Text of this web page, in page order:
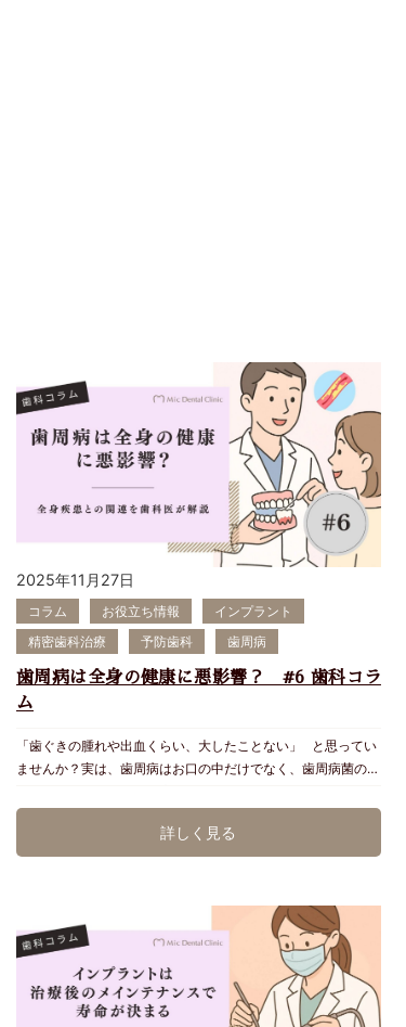
2025年11月27日
コラム お役立ち情報
インプラント
精密歯科治療
予防歯科 歯周病
歯周病は全身の健康に悪影響？ #6 歯科コラ
ム
「歯ぐきの腫れや出血くらい、大したことない」 と思ってい
ませんか？実は、歯周病はお口の中だけでなく、歯周病菌の持
ルクリニック（沖縄県浦添市）では、歯周病を“感染症として
全身管理”の視点で捉え、患者さまの将来の健康を守る治療と
予防を行っています。 ▶︎ 歯周病(歯槽膿漏)が「サイレントキ
うと歯を支える骨を溶かしていく病気です。進行しても痛みが
出にくく、自覚症状のないまま進むため、気づいたときには重
症化していることも。 初期症状としては ・ブラッシング時の
歯茎からの出血 ・歯茎の腫れ ・朝起きたときのネバつき ・口
臭が気になる これらが見られたら、痛みがなくてもすでに歯
周病が始まっている可能性があります。 重症化すると ・歯が
詳しく見る